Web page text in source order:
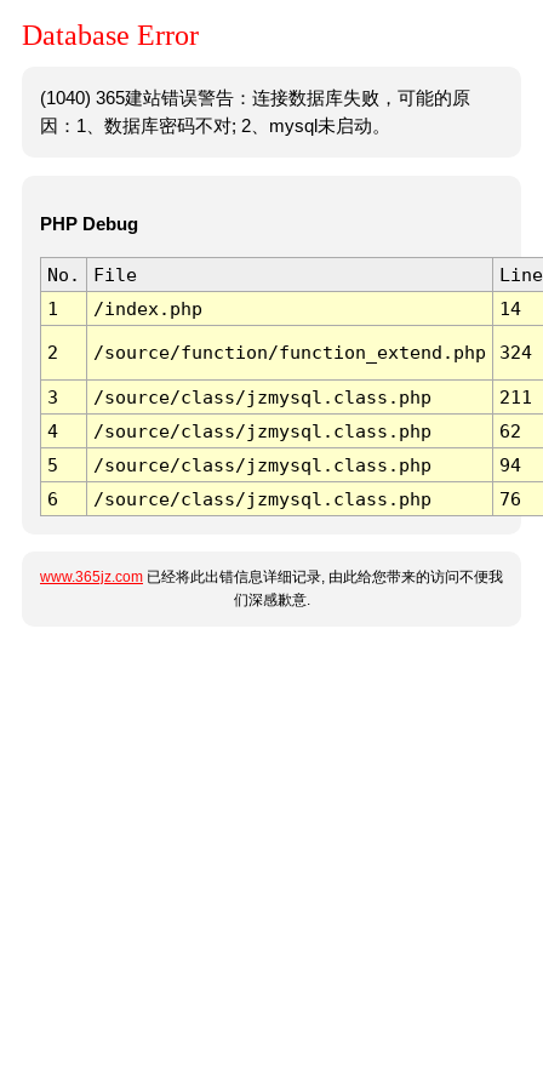
Database Error
(1040) 365建站错误警告：连接数据库失败，可能的原
因：1、数据库密码不对; 2、mysql未启动。
PHP Debug
No. File
Line
1
/index.php 14
2 /source/function/function_extend.php 324
3 /source/class/jzmysql.class.php
211
4
/source/class/jzmysql.class.php
62
5
/source/class/jzmysql.class.php
94
6
/source/class/jzmysql.class.php 76
www.365jz.com 已经将此出错信息详细记录, 由此给您带来的访问不便我
们深感歉意.